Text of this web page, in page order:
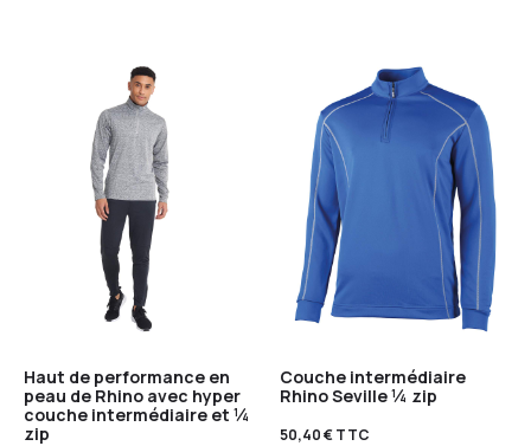
Haut de performance en
peau de Rhino avec hyper
couche intermédiaire et ¼
zip
Couche intermédiaire
Rhino Seville ¼ zip
50,40€TTC